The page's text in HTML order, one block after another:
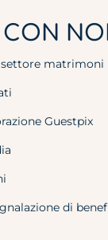
CON
matrimoni
Guestpix
di